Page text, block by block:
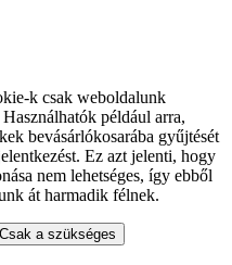
k csak weboldalunk
például arra,
bevásárlókosarába gyűjtését
Ez azt jelenti, hogy
nem lehetséges, így ebből
át harmadik félnek.
Csak a szükséges